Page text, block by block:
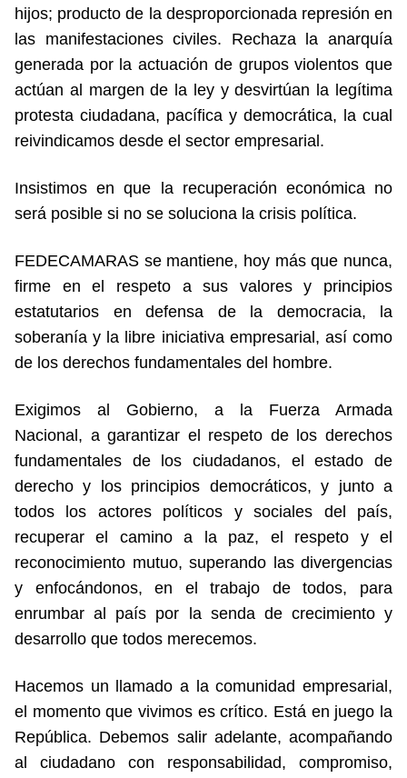
hijos; producto de la desproporcionada represión en
las manifestaciones civiles. Rechaza la anarquía
generada por la actuación de grupos violentos que
actúan al margen de la ley y desvirtúan la legítima
protesta ciudadana, pacífica y democrática, la cual
reivindicamos desde el sector empresarial.
Insistimos en que la recuperación económica no
será posible si no se soluciona la crisis política.
FEDECAMARAS se mantiene, hoy más que nunca,
firme en el respeto a sus valores y principios
estatutarios en defensa de la democracia, la
soberanía y la libre iniciativa empresarial, así como
de los derechos fundamentales del hombre.
Exigimos al Gobierno, a la Fuerza Armada
Nacional, a garantizar el respeto de los derechos
fundamentales de los ciudadanos, el estado de
derecho y los principios democráticos, y junto a
todos los actores políticos y sociales del país,
recuperar el camino a la paz, el respeto y el
reconocimiento mutuo, superando las divergencias
y enfocándonos, en el trabajo de todos, para
enrumbar al país por la senda de crecimiento y
desarrollo que todos merecemos.
Hacemos un llamado a la comunidad empresarial,
el momento que vivimos es crítico. Está en juego la
República. Debemos salir adelante, acompañando
al ciudadano con responsabilidad, compromiso,